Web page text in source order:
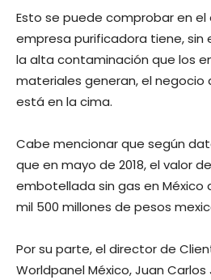
Esto se puede comprobar en
empresa purificadora tiene, sin
la alta contaminación que los
materiales generan, el
está en la cima.
Cabe mencionar que según
que en mayo de 2018, el valor
embotellada sin gas en México
mil 500 millones de pesos
Por su parte, el director de
Worldpanel México, Juan Carlos